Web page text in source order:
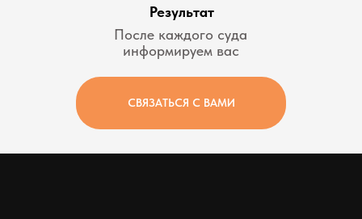
Результат
После каждого суда
информируем вас
СВЯЗАТЬСЯ С ВАМИ